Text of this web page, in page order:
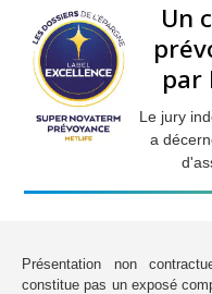
Un
par
Le jury
a
Présentation non
constitue pas un exposé